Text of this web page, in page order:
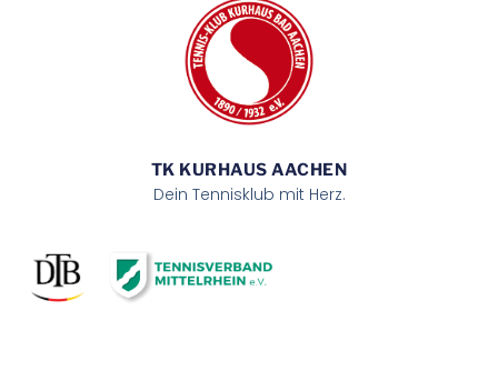
TK KURHAUS AACHEN
Dein Tennisklub mit Herz.